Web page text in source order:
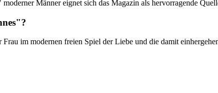
Männer eignet sich das Magazin als hervorragende
im modernen freien Spiel der Liebe und die damit